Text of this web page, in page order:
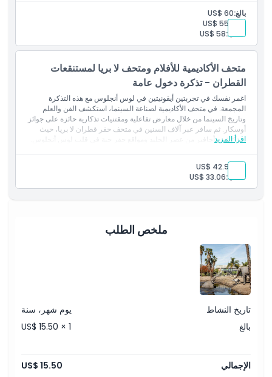
بالغ:US$ 60
طفل:US$ 55
طالب:US$ 58
متحف الأكاديمية للأفلام ومتحف لا بريا لمستنقعات
القطران - تذكرة دخول عامة
اغمر نفسك في تجربتين أيقونيتين في لوس أنجلوس مع هذه التذكرة
المجمعة. في متحف الأكاديمية لصناعة السينما، استكشف الفن والعلم
وتاريخ السينما من خلال معارض تفاعلية ومقتنيات تذكارية حائزة على جوائز
أوسكار. ثم سافر عبر آلاف السنين في متحف حفر قطران لا بريا، حيث
ستكتشف أحافير من عصر الجليد ومواقع حفر حية في قلب لوس أنجلوس.
اقرأ المزيد
بالغ:
US$ 42.99
طالب:US$ 33.06
ملخص الطلب
تاريخ النشاط
يوم شهر، سنة
بالغ
US$ 15.50 × 1
الإجمالي US$ 15.50